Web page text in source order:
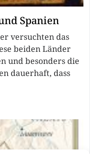
Spanien
versuchten das
beiden Länder
und besonders die
dauerhaft, dass